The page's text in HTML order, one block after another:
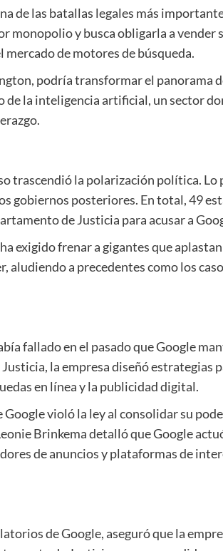
de las batallas legales más
monopolio y busca obligarla a vender
de motores de búsqueda.
podría transformar el panorama
la inteligencia artificial, un sector
trascendió la polarización política. Lo
gobiernos posteriores. En total, 49
de Justicia para acusar a
exigido frenar a gigantes que aplastan
aludiendo a precedentes como los
fallado en el pasado que Google
la empresa diseñó estrategias
en línea y la publicidad digital.
violó la ley al consolidar su
Brinkema detalló que Google
de anuncios y plataformas de
de Google, aseguró que la